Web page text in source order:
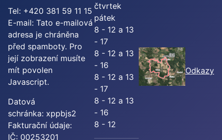
Tel: +420 381 59 11 15
E-mail: Tato e-mailová
adresa je chráněna
před spamboty. Pro
její zobrazení musíte
mít povolen
Javascript.
Datová
schránka: xppbjs2
Fakturační údaje:
IČ: 00253201
čtvrtek
pátek
8 - 12 a 13
- 17
8 - 12 a 13
- 16
8 - 12 a 13
- 17
8 - 12 a 13
- 16
8 - 12
Odkazy